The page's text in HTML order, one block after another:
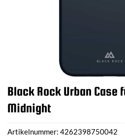
Black Rock Urban Case
Midnight
Artikelnummer: 4262398750042